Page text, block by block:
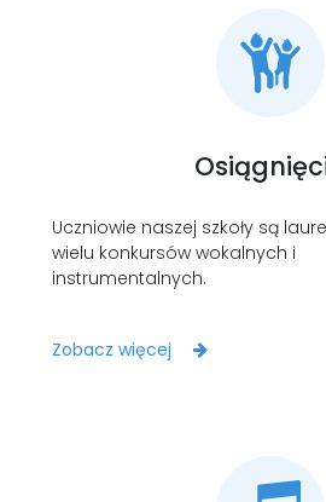
Uczniowie naszej szkoły są
wielu konkursów wokalnych i
instrumentalnych.
Zobacz więcej